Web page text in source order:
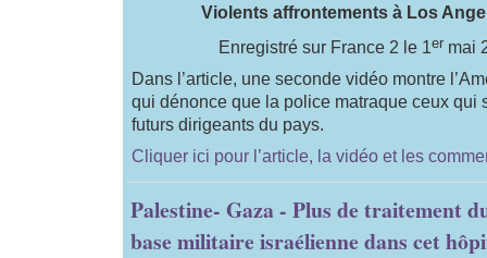
Violents affrontements à Los
Enregistré sur France 2 le 1ermai
Dans l’article, une seconde vidéo montre
qui dénonce que la police matraque ceux qui
futurs dirigeants du pays.
Cliquer ici pour l’article, la vidéo et les
Palestine- Gaza - Plus de traitement
base militaire israélienne dans cet